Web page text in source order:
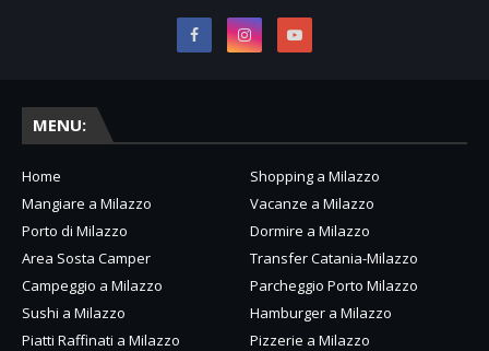
MENU:
Home
Shopping a Milazzo
Mangiare a Milazzo
Vacanze a Milazzo
Porto di Milazzo
Dormire a Milazzo
Area Sosta Camper
Transfer Catania-Milazzo
Campeggio a Milazzo
Parcheggio Porto Milazzo
Sushi a Milazzo
Hamburger a Milazzo
Piatti Raffinati a Milazzo
Pizzerie a Milazzo